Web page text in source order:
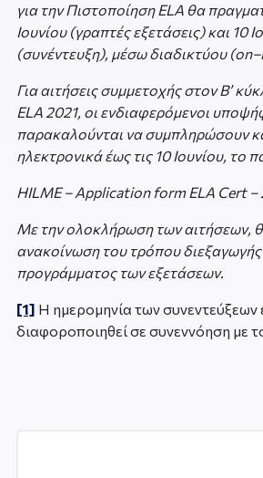
για την ΠιστοποίησηELAθα
Ιουνίου (γραπτές εξετάσεις) και 10
(συνέντευξη), μέσω διαδικτύου (on–
Για αιτήσεις συμμετοχής στονB’
ELA2021, οι ενδιαφερόμενοι
παρακαλούνται να συμπληρώσουν
ηλεκτρονικά έως τις 10 Ιουνίου, το
HILME – Application form ELA Cert –
Με την ολοκλήρωση των αιτήσεων,
ανακοίνωση του τρόπου διεξαγωγής
προγράμματος των εξετάσεων.
[1] Η ημερομηνία των συνεντεύξεων
διαφοροποιηθεί σε συνεννόηση με